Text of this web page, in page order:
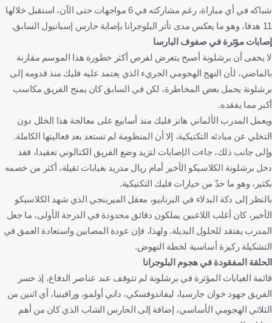
شباكه في أي مباراة، رغم مشاركته في 6 مواجهات حتى الآن، استقبل خلالها
11 هدفا، وهو ما يعكس مدى تأثر البلوجرانا بإصابة حارس إسبانيول السابق.
إصابات مؤثرة في صفوف البارسا
لا يخفى أن برشلونة أصبح يتعرض لفرص أكثر خطورة هذا الموسم مقارنة
بالماضي، لأن النهج الهجومي الجريء الذي يعتمد عليه فليك منذ قدومه إلى
برشلونة يحمل بعض المخاطرة، لكن في السابق كان يمنح الفريق مكاسب
أكبر مما يفقده.
ويعمل المدرب الألماني هانز فليك منذ أسابيع على معالجة هذا الخلل دون
التخلي عن مبادئه التكتيكية، إلا أن المنظومة لم تستعد بعد فعاليتها الكاملة.
وإلى جانب ذلك، جاءت الإصابات لتزيد وضع الفريق الكتالوني تعقيدا، فقد
دخل برشلونة الكلاسيكو الأخير أمام ريال مدريد بغيابات ثقيلة، أكثر من خصمه
بكثير، وهو ما حدّ من خيارات فليك التكتيكية.
بالنظر إلى دكة البدلاء في البرنابيو، معقل الميرينجي الذي شهد الكلاسيكو
الأخير، كان أغلب اللاعبين يملكون دقائق محدودة في الدرجة الأولى، ما جعل
المدرب يفتقد للحلول البديلة. ولهذا، فإن عودة المصابين واستعادة العمق في
التشكيلة ركيزة أساسية لخطة النهوض.
الحلقة المفقودة في هجوم البلوجرانا
قائمة الغيابات المؤثرة في برشلونة لم تتوقف عند عناصر الدفاع، إذ خسر
الفريق جهود خوان جارسيا، ليفاندوفسكي، داني أولمو، ورافينيا، أي اثنين من
الثلاثي الهجومي الأساسي، إضافة إلى الحارس الشاب الذي كان من أهم